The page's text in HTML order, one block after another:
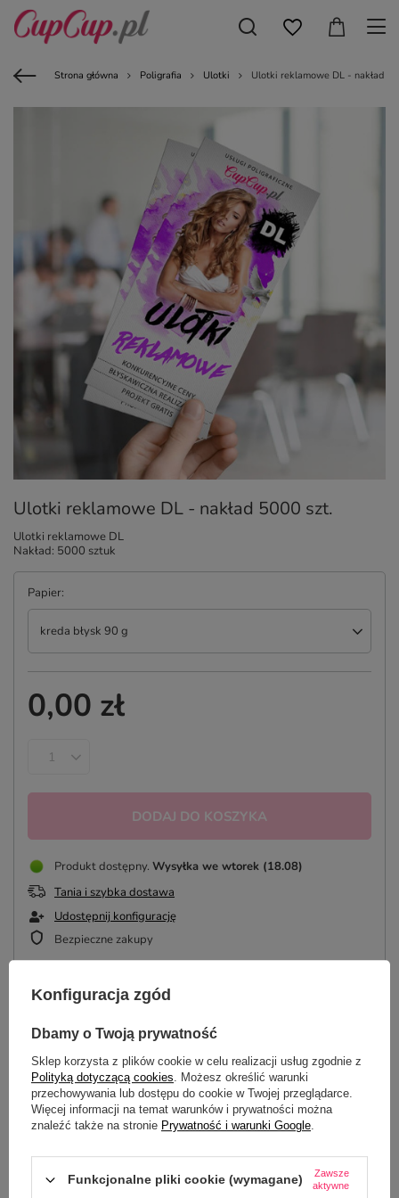
Strona główna Poligrafia Ulotki Ulotki reklamowe DL - nakład
Ulotki reklamowe DL - nakład 5000 szt.
Ulotki reklamowe DL
Nakład: 5000 sztuk
Papier
kreda błysk 90 g
0,00 zł
DODAJ DO KOSZYKA
Produkt dostępny Wysyłka we wtorek (18.08)
Tania i szybka dostawa
Udostępnij konfigurację
Bezpieczne zakupy
OPIS
SZCZEGÓŁOWE DANE
DO POBRANIA
OPINIE (0)
Konfiguracja zgód
Dbamy o Twoją prywatność
Sklep korzysta z plików cookie w celu realizacji usług zgodnie z
Polityką dotyczącą cookies. Możesz określić warunki
przechowywania lub dostępu do cookie w Twojej przeglądarce.
Więcej informacji na temat warunków i prywatności można
znaleźć także na stronie Prywatność i warunki Google.
Funkcjonalne pliki cookie (wymagane)
Zawsze
aktywne